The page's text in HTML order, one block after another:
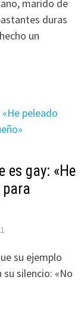
marido de
duras
un
es gay: «He
su ejemplo
silencio: «No